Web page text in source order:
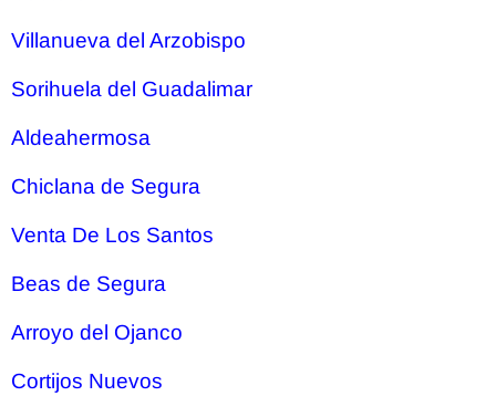
Villanueva del Arzobispo
Sorihuela del Guadalimar
Aldeahermosa
Chiclana de Segura
Venta De Los Santos
Beas de Segura
Arroyo del Ojanco
Cortijos Nuevos